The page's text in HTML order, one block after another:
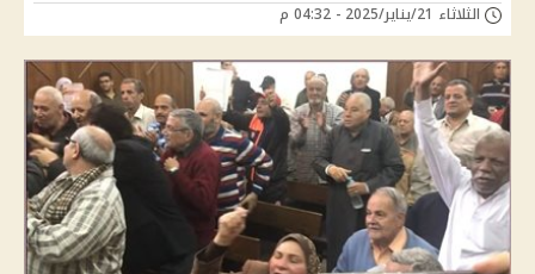
الثلاثاء 21/يناير/2025 - 04:32 م